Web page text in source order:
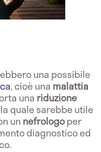
una possibile
, cioè una malattia
una riduzione
quale sarebbe utile
un nefrologoper
diagnostico ed